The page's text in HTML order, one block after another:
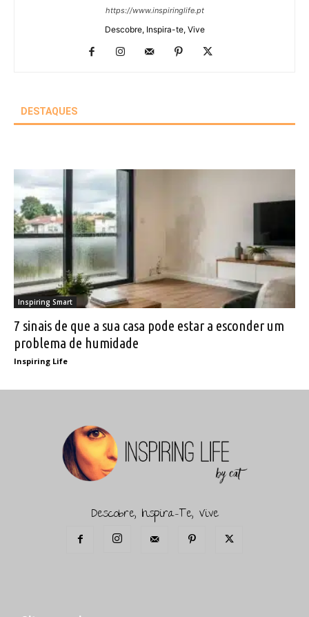
https://www.inspiringlife.pt
Descobre, Inspira-te, Vive
DESTAQUES
Inspiring Smart
7 sinais de que a sua casa pode estar a esconder um
problema de humidade
Inspiring Life
Descobre, Inspira-Te, Vive